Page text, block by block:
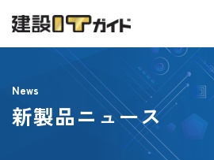
News
新製品ニュース